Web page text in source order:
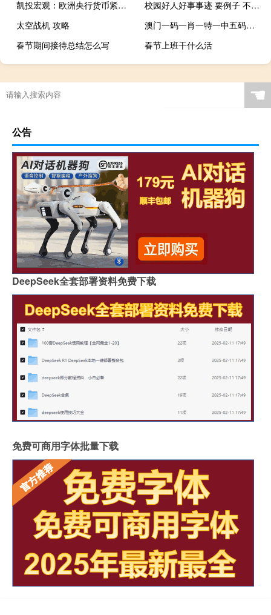
凯投宏观：欧洲央行货币紧缩或已结束但不会很快降息
校园好人好事事迹 要例子 不要太长
太空战机 攻略
澳门一码一肖一特一中五码必中_精选作答解释落实_V47.10.48
春节期间接待总结怎么写
春节上班干什么活
☚
公告
DeepSeek全套部署资料免费下载
免费可商用字体批量下载